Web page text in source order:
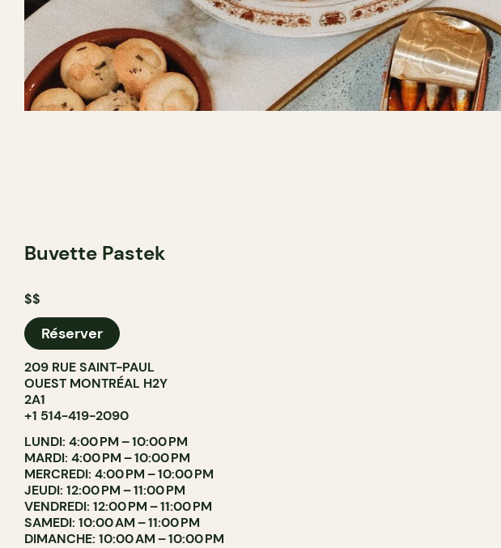
Buvette Pastek
$$
Réserver
209 RUE SAINT-PAUL
OUEST MONTRÉAL H2Y
2A1
+1 514-419-2090
LUNDI: 4:00 PM – 10:00 PM
MARDI: 4:00 PM – 10:00 PM
MERCREDI: 4:00 PM – 10:00 PM
JEUDI: 12:00 PM – 11:00 PM
VENDREDI: 12:00 PM – 11:00 PM
SAMEDI: 10:00 AM – 11:00 PM
DIMANCHE: 10:00 AM – 10:00 PM